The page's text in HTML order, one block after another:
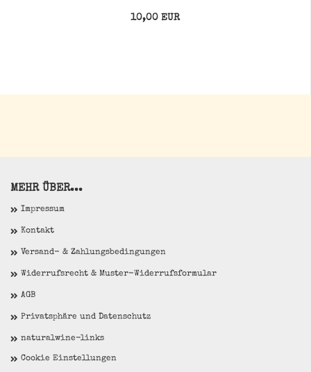
10,00 EUR
MEHR ÜBER...
Impressum
Kontakt
Versand- & Zahlungsbedingungen
Widerrufsrecht & Muster-Widerrufsformular
AGB
Privatsphäre und Datenschutz
naturalwine-links
Cookie Einstellungen